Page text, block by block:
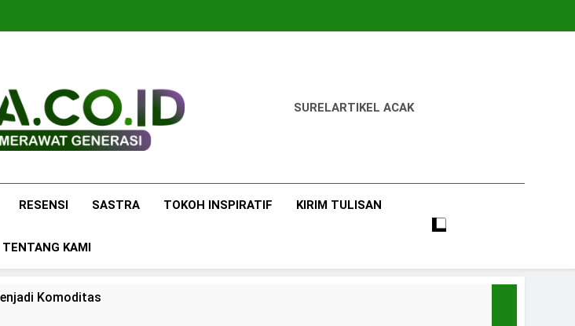
SURELARTIKEL ACAK
RESENSI SASTRA TOKOH INSPIRATIF KIRIM TULISAN
TENTANG KAMI
Komoditas